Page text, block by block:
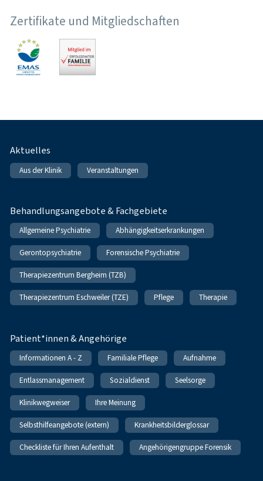
Zertifikate und Mitgliedschaften
Fußnavigation
Aktuelles
Aus der Klinik Veranstaltungen
Behandlungsangebote & Fachgebiete
Allgemeine Psychiatrie Abhängigkeitserkrankungen
Gerontopsychiatrie Forensische Psychiatrie
Therapiezentrum Bergheim (TZB)
Therapiezentrum Eschweiler (TZE) Pflege Therapie
Patient*innen & Angehörige
Informationen A - Z Familiale Pflege Aufnahme
Entlassmanagement Sozialdienst Seelsorge
Klinikwegweiser Ihre Meinung
Selbsthilfeangebote (extern) Krankheitsbilderglossar
Checkliste für Ihren Aufenthalt Angehörigengruppe Forensik